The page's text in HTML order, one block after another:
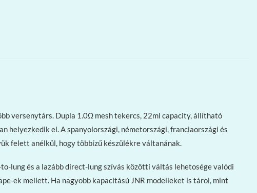
versenytárs. Dupla 1.0Ω mesh tekercs, 22ml capacity, állítható
el. A spanyolországi, németországi, franciaországi és
felett anélkül, hogy többízű készülékre váltanának.
lung és a lazább direct-lung szívás közötti váltás lehetosége valódi
ek mellett. Ha nagyobb kapacitású JNR modelleket is tárol, mint